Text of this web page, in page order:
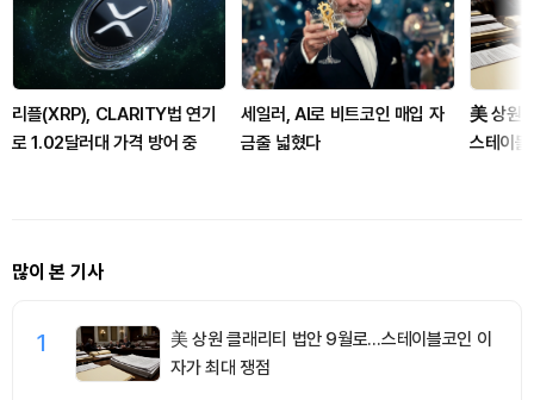
리플(XRP), CLARITY법 연기
로 1.02달러대 가격 방어 중
세일러, AI로 비트코인 매입 자
금줄 넓혔다
美 상원
스테이
많이 본 기사
1
美 상원 클래리티 법안 9월로…스테이블코인 이
자가 최대 쟁점